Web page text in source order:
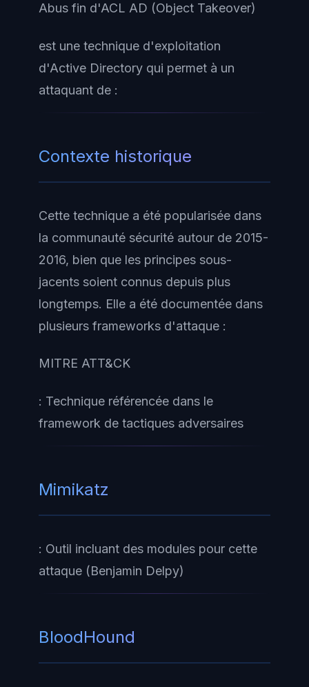
Abus fin d'ACL AD (Object Takeover)
est une technique d'exploitation
d'Active Directory qui permet à un
attaquant de :
Contexte historique
Cette technique a été popularisée dans
la communauté sécurité autour de 2015-
2016, bien que les principes sous-
jacents soient connus depuis plus
longtemps. Elle a été documentée dans
plusieurs frameworks d'attaque :
MITRE ATT&CK
: Technique référencée dans le
framework de tactiques adversaires
Mimikatz
: Outil incluant des modules pour cette
attaque (Benjamin Delpy)
BloodHound